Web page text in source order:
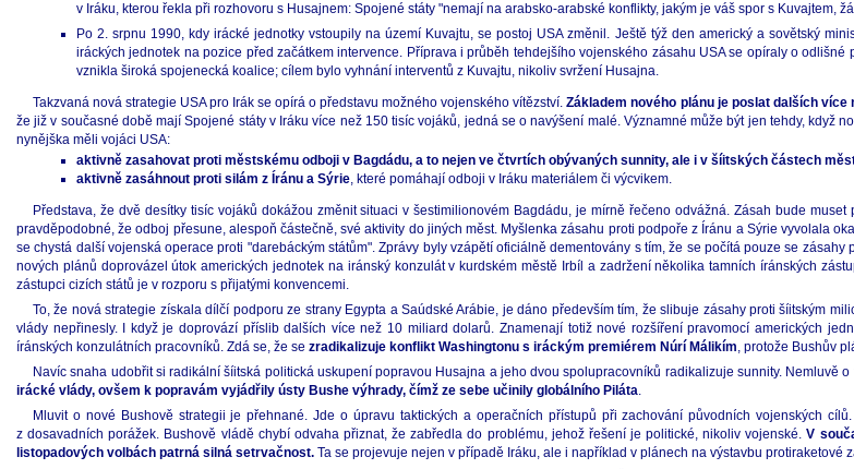
v Iráku, kterou řekla při rozhovoru s Husajnem: Spojené státy "nemají na arabsko-arabské konflikty, jakým je váš spor s Kuvajtem,
Po 2. srpnu 1990, kdy irácké jednotky vstoupily na území Kuvajtu, se postoj USA změnil. Ještě týž den americký a sovětský
iráckých jednotek na pozice před začátkem intervence. Příprava i průběh tehdejšího vojenského zásahu USA se opíraly o
vznikla široká spojenecká koalice; cílem bylo vyhnání interventů z Kuvajtu, nikoliv svržení Husajna.
Takzvaná nová strategie USA pro Irák se opírá o představu možného vojenského vítězství.Základem nového plánu je poslat dalších
že již v současné době mají Spojené státy v Iráku více než 150 tisíc vojáků, jedná se o navýšení malé. Významné může být jen tehdy, když
nynějška měli vojáci USA:
aktivně zasahovat proti městskému odboji v Bagdádu, a to nejen ve čtvrtích obývaných sunnity, ale i v šíitských částech
aktivně zasáhnout proti silám z Íránu a Sýrie, které pomáhají odboji v Iráku materiálem či výcvikem.
Představa, že dvě desítky tisíc vojáků dokážou změnit situaci v šestimilionovém Bagdádu, je mírně řečeno odvážná. Zásah bude
pravděpodobné, že odboj přesune, alespoň částečně, své aktivity do jiných měst. Myšlenka zásahu proti podpoře z Íránu a Sýrie vyvolala
se chystá další vojenská operace proti "darebáckým státům". Zprávy byly vzápětí oficiálně dementovány s tím, že se počítá pouze se
nových plánů doprovázel útok amerických jednotek na iránský konzulát v kurdském městě Irbíl a zadržení několika tamních íránských
zástupci cizích států je v rozporu s přijatými konvencemi.
To, že nová strategie získala dílčí podporu ze strany Egypta a Saúdské Arábie, je dáno především tím, že slibuje zásahy proti šíitským
vlády nepřinesly. I když je doprovází příslib dalších více než 10 miliard dolarů. Znamenají totiž nové rozšíření pravomocí amerických
íránských konzulátních pracovníků. Zdá se, že se zradikalizuje konflikt Washingtonu s iráckým premiérem Núrí Málikím, protože Bushův
Navíc snaha udobřit si radikální šíitská politická uskupení popravou Husajna a jeho dvou spolupracovníků radikalizuje sunnity. Nemluvě o
irácké vlády, ovšem k popravám vyjádřily ústy Bushe výhrady, čímž ze sebe učinily globálního Piláta.
Mluvit o nové Bushově strategii je přehnané. Jde o úpravu taktických a operačních přístupů při zachování původních vojenských
z dosavadních porážek. Bushově vládě chybí odvaha přiznat, že zabředla do problému, jehož řešení je politické, nikoliv vojenské.V
listopadových volbách patrná silná setrvačnost. Ta se projevuje nejen v případě Iráku, ale i například v plánech na výstavbu protiraketové